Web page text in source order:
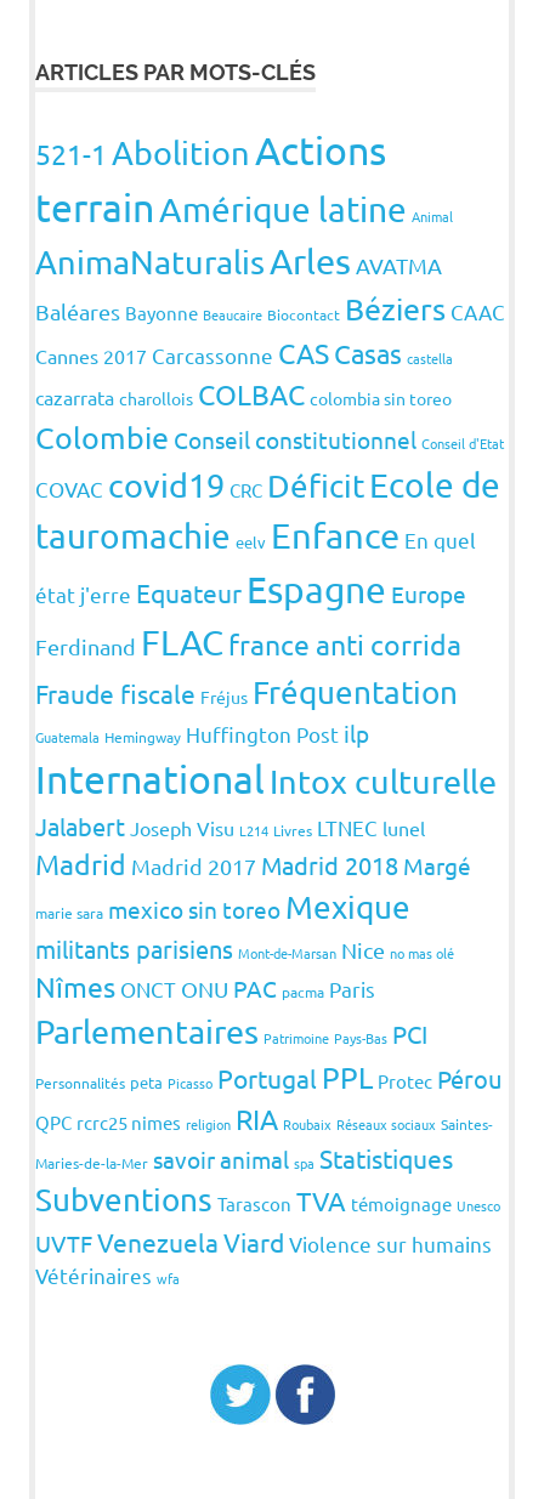
ARTICLES PAR MOTS-CLÉS
521-1 AbolitionActions
terrainAmérique latine Animal
AnimaNaturalisArles AVATMA
Baléares Bayonne Beaucaire Biocontact Béziers CAAC
Cannes 2017 Carcassonne CASCasas castella
cazarrata charollois COLBAC colombia sin toreo
Colombie Conseil constitutionnel Conseil d'Etat
COVAC covid19 CRC DéficitEcole de
tauromachie eelv Enfance En quel
état j'erre Equateur Espagne Europe
Ferdinand FLAC france anti corrida
Fraude fiscale Fréjus Fréquentation
Guatemala Hemingway Huffington Post ilp
International Intox culturelle
Jalabert Joseph Visu L214 Livres LTNEC lunel
Madrid Madrid 2017 Madrid 2018 Margé
marie sara mexico sin toreo Mexique
militants parisiens Mont-de-Marsan Nice no mas olé
Nîmes ONCT ONU PAC pacma Paris
Parlementaires Patrimoine Pays-Bas PCI
Personnalités peta Picasso Portugal PPL Protec Pérou
QPC rcrc25 nimes religion RIA Roubaix Réseaux sociaux Saintes-
Maries-de-la-Mer savoir animal spa Statistiques
Subventions Tarascon TVA témoignage Unesco
UVTFVenezuelaViard Violence sur humains
Vétérinaires wfa